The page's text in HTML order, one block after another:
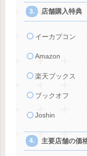
店舗購入特典
イーカプコン
Amazon
楽天ブックス
ブックオフ
Joshin
主要店舗の価